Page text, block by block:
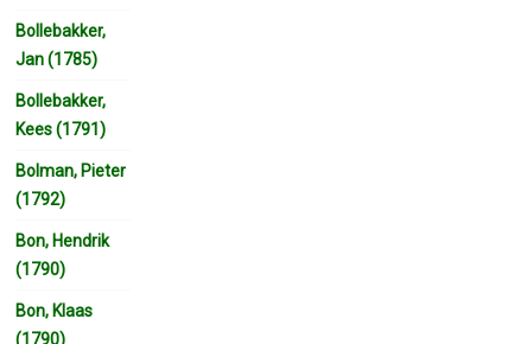
Bollebakker,
Jan (1785)
Bollebakker,
Kees (1791)
Bolman, Pieter
(1792)
Bon, Hendrik
(1790)
Bon, Klaas
(1790)